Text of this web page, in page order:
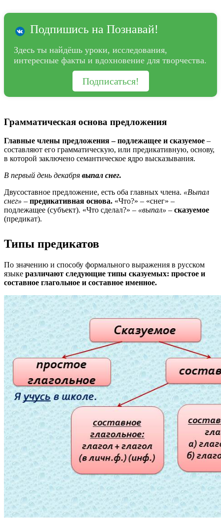
Подпишись на Познавай!
Здесь ты найдёшь уроки, исследования,
интересные факты и вдохновение для творчества.
Подписаться!
Грамматическая основа предложения
Главные члены предложения – подлежащее и сказуемое –
составляют его грамматическую, или предикативную, основу,
в которой заключено семантическое ядро высказывания.
В первый день декабря выпал снег.
Двусоставное предложение, есть оба главных члена. «Выпал
снег» – предикативная основа. «Что?» – «снег» –
подлежащее (субъект). «Что сделал?» – «выпал» – сказуемое
(предикат).
Типы предикатов
По значению и способу формального выражения в русском
языке различают следующие типы сказуемых: простое и
составное глагольное и составное именное.